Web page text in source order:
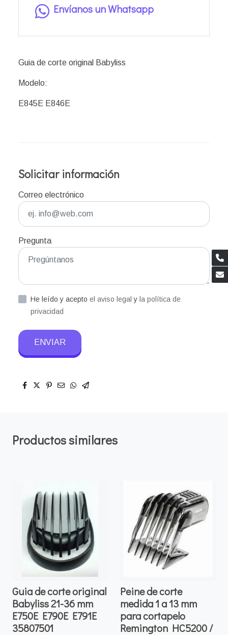
Envíanos un Whatsapp
Guia de corte original Babyliss
Modelo:
E845E E846E
Solicitar información
Correo electrónico
Pregunta
He leído y acepto el aviso legaly la política de
privacidad
ENVIAR
Productos similares
Guia de corte original
Babyliss 21-36 mm
E750E E790E E791E
35807501
Peine de corte
medida 1 a 13 mm
para cortapelo
Remington HC5200 /